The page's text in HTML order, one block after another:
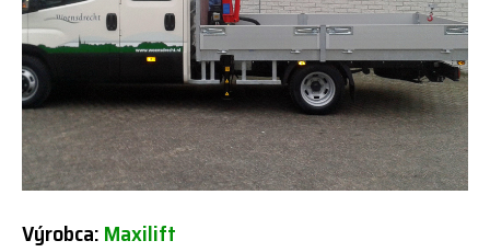
Výrobca:Maxilift